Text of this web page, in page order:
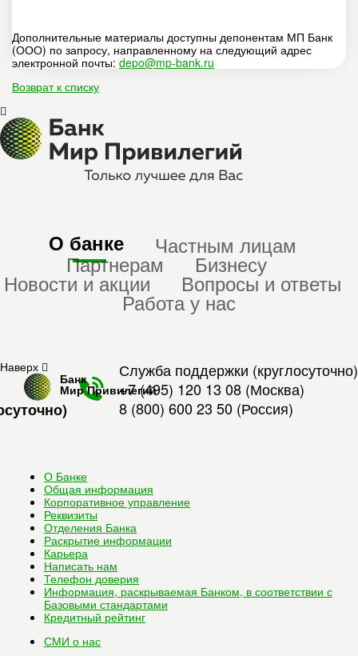
Дополнительные материалы доступны депонентам МП Банк
(ООО) по запросу, направленному на следующий адрес
электронной почты: depo@mp-bank.ru
Возврат к списку
О банке Частным лицам
Партнерам Бизнесу
Новости и акции Вопросы и ответы
Работа у нас
Служба поддержки (круглосуточно)
+7 (495) 120 13 08 (Москва)
8 (800) 600 23 50 (Россия)
Наверх
Банк
Мир Привилегий
О Банке
Общая информация
Корпоративное управление
Реквизиты
Отделения Банка
Раскрытие информации
Карьера
Написать нам
Телефон доверия
Информация, раскрываемая Банком, в соответствии с
Базовыми стандартами
Кредитный рейтинг
СМИ о нас